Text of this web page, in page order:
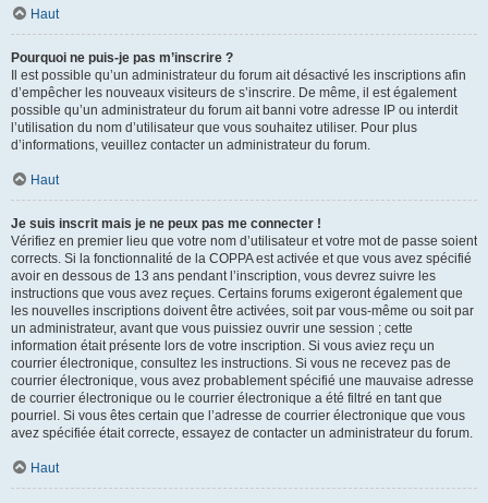
Haut
Pourquoi ne puis-je pas m’inscrire ?
Il est possible qu’un administrateur du forum ait désactivé les inscriptions afin
d’empêcher les nouveaux visiteurs de s’inscrire. De même, il est également
possible qu’un administrateur du forum ait banni votre adresse IP ou interdit
l’utilisation du nom d’utilisateur que vous souhaitez utiliser. Pour plus
d’informations, veuillez contacter un administrateur du forum.
Haut
Je suis inscrit mais je ne peux pas me connecter !
Vérifiez en premier lieu que votre nom d’utilisateur et votre mot de passe soient
corrects. Si la fonctionnalité de la COPPA est activée et que vous avez spécifié
avoir en dessous de 13 ans pendant l’inscription, vous devrez suivre les
instructions que vous avez reçues. Certains forums exigeront également que
les nouvelles inscriptions doivent être activées, soit par vous-même ou soit par
un administrateur, avant que vous puissiez ouvrir une session ; cette
information était présente lors de votre inscription. Si vous aviez reçu un
courrier électronique, consultez les instructions. Si vous ne recevez pas de
courrier électronique, vous avez probablement spécifié une mauvaise adresse
de courrier électronique ou le courrier électronique a été filtré en tant que
pourriel. Si vous êtes certain que l’adresse de courrier électronique que vous
avez spécifiée était correcte, essayez de contacter un administrateur du forum.
Haut